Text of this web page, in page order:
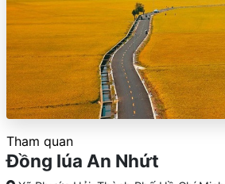
Tham quan
Đồng lúa An Nhứt